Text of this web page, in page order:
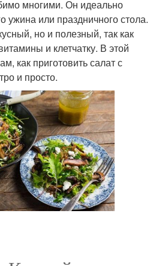
многими. Он идеально
ужина или праздничного стола.
но и полезный, так как
и клетчатку. В этой
как приготовить салат с
и просто.